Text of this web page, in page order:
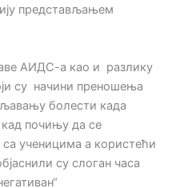
представљањем
АИДС-а као и разлику
су начини преношења
болести када
почињу да се
ученицима а користећи
су слоган часа